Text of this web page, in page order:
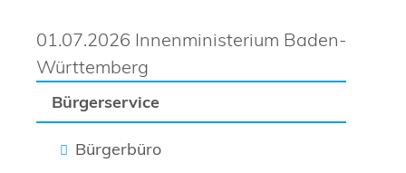
Bürgerservice
Bürgerbüro
01.07.2026 Innenministerium Baden-
Württemberg